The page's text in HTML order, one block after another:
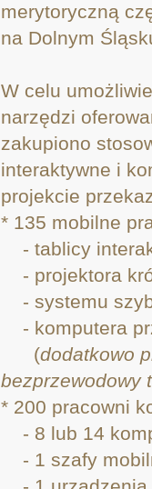
merytoryczną
na Dolnym
W celu
narzędzi
zakupiono
interaktywne i
projekcie
* 135 mobilne
- tablicy
- projektora
- systemu
- komputera
(dodatkowo
bezprzewodowy
* 200 pracowni
- 8 lub 14
- 1 szafy